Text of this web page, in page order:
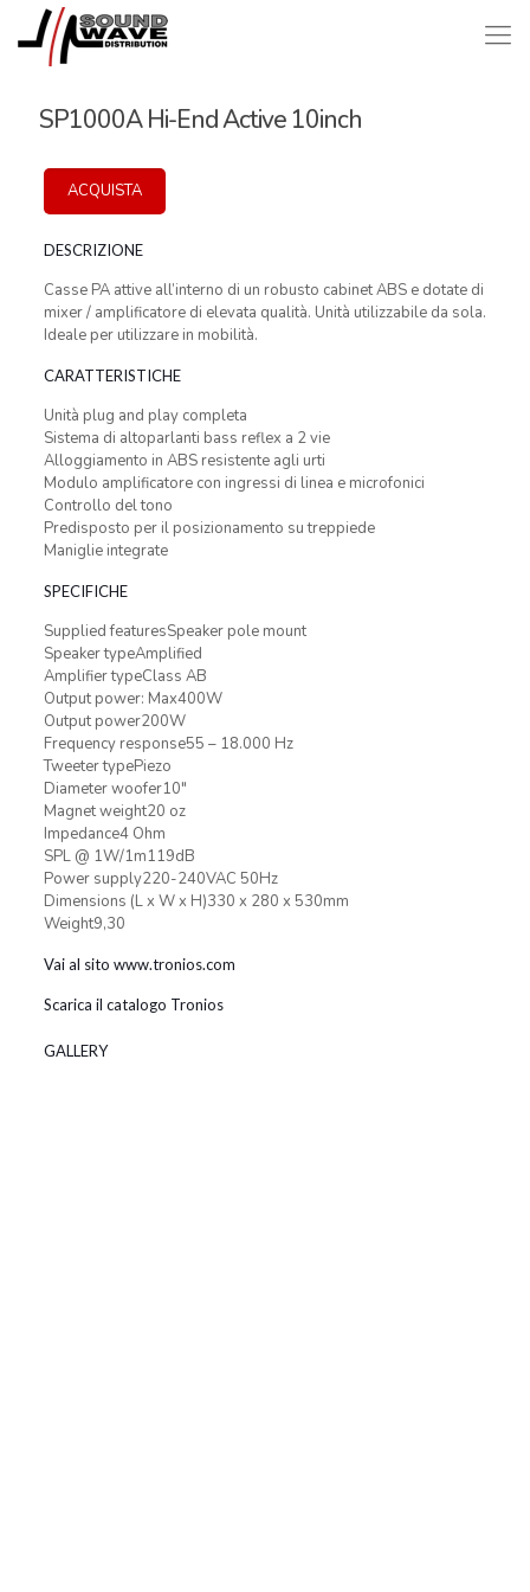
SP1000A Hi-End Active 10inch
ACQUISTA
DESCRIZIONE
Casse PA attive all’interno di un robusto cabinet ABS e dotate di
mixer / amplificatore di elevata qualità. Unità utilizzabile da sola.
Ideale per utilizzare in mobilità.
CARATTERISTICHE
Unità plug and play completa
Sistema di altoparlanti bass reflex a 2 vie
Alloggiamento in ABS resistente agli urti
Modulo amplificatore con ingressi di linea e microfonici
Controllo del tono
Predisposto per il posizionamento su treppiede
Maniglie integrate
SPECIFICHE
Supplied featuresSpeaker pole mount
Speaker typeAmplified
Amplifier typeClass AB
Output power: Max400W
Output power200W
Frequency response55 – 18.000 Hz
Tweeter typePiezo
Diameter woofer10″
Magnet weight20 oz
Impedance4 Ohm
SPL @ 1W/1m119dB
Power supply220-240VAC 50Hz
Dimensions (L x W x H)330 x 280 x 530mm
Weight9,30
Vai al sito www.tronios.com
Scarica il catalogo Tronios
GALLERY